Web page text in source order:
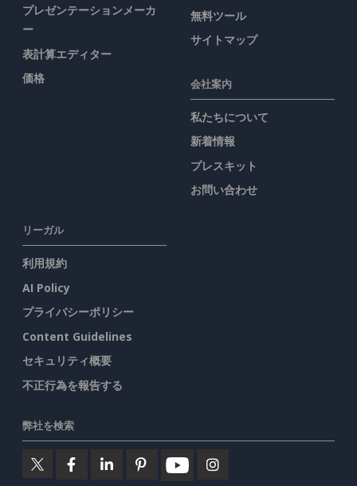
プレゼンテーションメーカ
ー
表計算エディター
価格
無料ツール
サイトマップ
会社案内
私たちについて
新着情報
プレスキット
お問い合わせ
リーガル
利用規約
AI Policy
プライバシーポリシー
Content Guidelines
セキュリティ概要
不正行為を報告する
弊社を検索